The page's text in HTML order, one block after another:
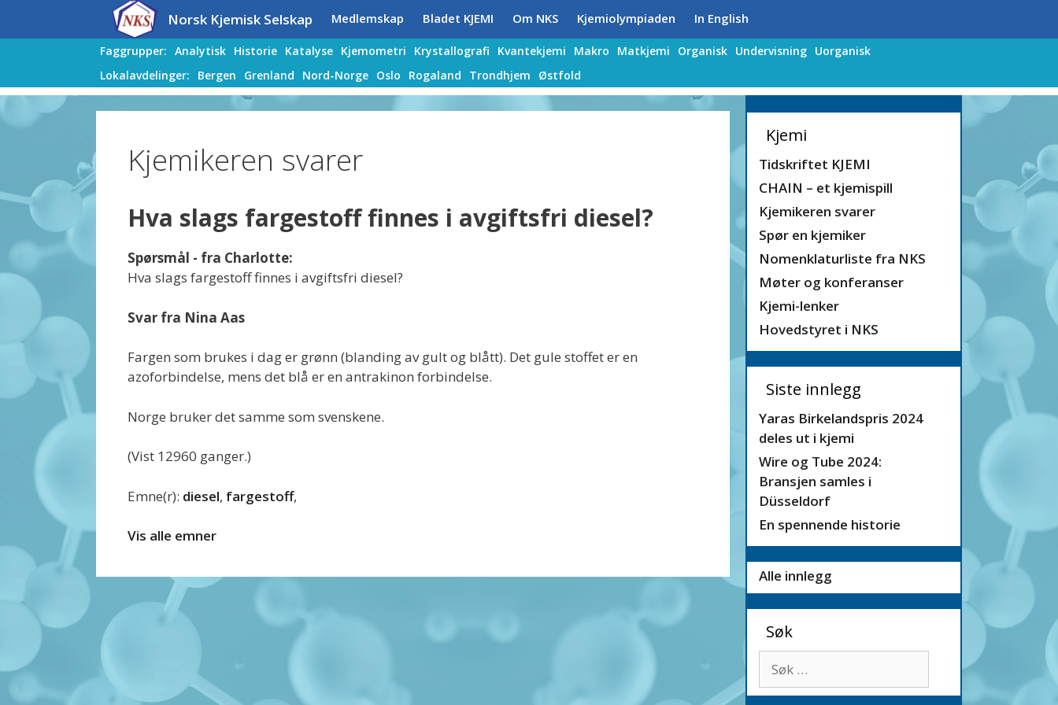
Norsk Kjemisk Selskap Medlemskap Bladet KJEMI Om NKS Kjemiolympiaden In English
Faggrupper: Analytisk Historie Katalyse Kjemometri Krystallografi Kvantekjemi Makro Matkjemi Organisk Undervisning Uorganisk
Lokalavdelinger:
Bergen Grenland Nord-Norge Oslo Rogaland Trondhjem Østfold
Kjemikeren svarer
Hva slags fargestoff finnes i avgiftsfri diesel?
Spørsmål - fra Charlotte:
Hva slags fargestoff finnes i avgiftsfri diesel?
Svar fra Nina Aas
Fargen som brukes i dag er grønn (blanding av gult og blått). Det gule stoffet er en
azoforbindelse, mens det blå er en antrakinon forbindelse.
Norge bruker det samme som svenskene.
(Vist 12960 ganger.)
Emne(r): diesel, fargestoff,
Vis alle emner
Kjemi
Tidskriftet KJEMI
CHAIN – et kjemispill
Kjemikeren svarer
Spør en kjemiker
Nomenklaturliste fra NKS
Møter og konferanser
Kjemi-lenker
Hovedstyret i NKS
Siste innlegg
Yaras Birkelandspris 2024
deles ut i kjemi
Wire og Tube 2024:
Bransjen samles i
Düsseldorf
En spennende historie
Alle innlegg
Søk
etter: